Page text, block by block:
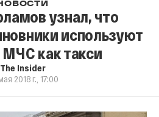
узнал, что
используют
как такси
The Insider
2018 г., 17:00